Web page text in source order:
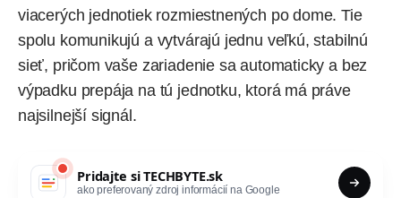
viacerých jednotiek rozmiestnených po dome. Tie
spolu komunikujú a vytvárajú jednu veľkú, stabilnú
sieť, pričom vaše zariadenie sa automaticky a bez
výpadku prepája na tú jednotku, ktorá má práve
najsilnejší signál.
Pridajte siTECHBYTE.sk
ako preferovaný zdroj informácií na Google